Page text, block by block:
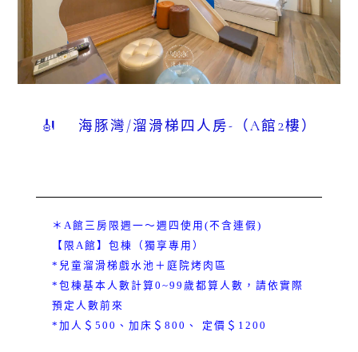
🎻 海豚灣/溜滑梯四人房-（A館2樓）
＊A館三房限週一～週四使用(不含連假)
【限A館】包棟（獨享專用）
*兒童溜滑梯戲水池＋庭院烤肉區
*包棟基本人數計算0~99歲都算人數，請依實際
預定人數前來
*加人＄500、加床＄800、 定價＄1200